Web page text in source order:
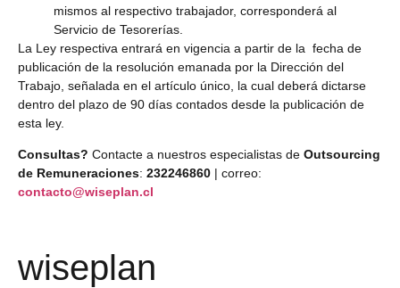
mismos al respectivo trabajador, corresponderá al
Servicio de Tesorerías.
La Ley respectiva entrará en vigencia a partir de la fecha de
publicación de la resolución emanada por la Dirección del
Trabajo, señalada en el artículo único, la cual deberá dictarse
dentro del plazo de 90 días contados desde la publicación de
esta ley.
Consultas? Contacte a nuestros especialistas de Outsourcing
de Remuneraciones: 232246860 | correo:
contacto@wiseplan.cl
wiseplan